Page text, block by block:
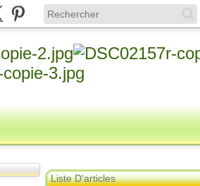
Liste D'articles